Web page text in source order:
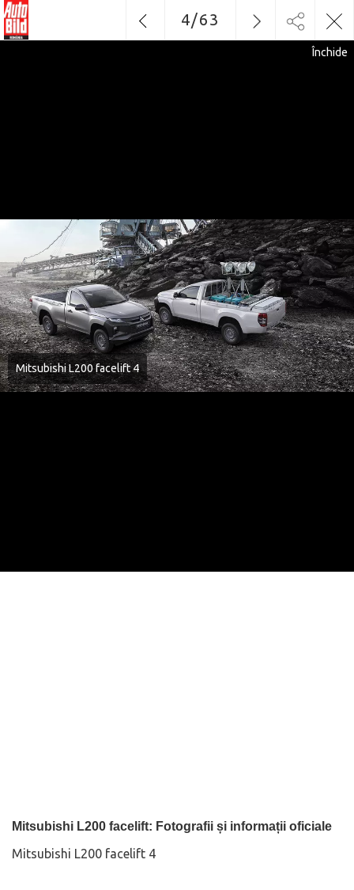
Mitsubishi L200 facelift 4
Mitsubishi L200 facelift: Fotografii și informații oficiale
Mitsubishi L200 facelift 4
Închide
4/63